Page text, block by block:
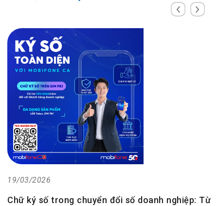
19/03/2026
Chữ ký số trong chuyển đổi số doanh nghiệp: Từ